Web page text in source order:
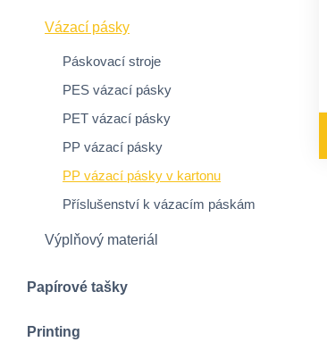
Vázací pásky
Páskovací stroje
PES vázací pásky
PET vázací pásky
PP vázací pásky
PP vázací pásky v kartonu
Příslušenství k vázacím páskám
Výplňový materiál
Papírové tašky
Printing